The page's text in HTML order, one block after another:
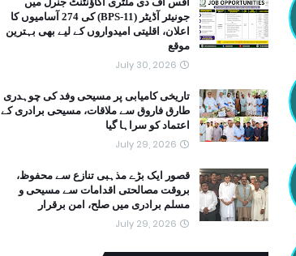
جونیئر آڈیٹر (BPS-11) کی 274 آسامیوں کا
اعلان، اقلیتی امیدواروں کے لیے بھی بہترین
موقع
July 30, 2026
تاریخی کامیابی پر مسیحی وفد کی چوہدری
طارق فاروق سے ملاقات، مسیحی برادری کے
اعتماد کو سراہا گیا
July 29, 2026
قصور ایک بڑے مذہبی تنازع سے محفوظ،
بروقت مصالحتی اقدامات سے مسیحی و
مسلم برادری میں صلح، امن برقرار
July 29, 2026